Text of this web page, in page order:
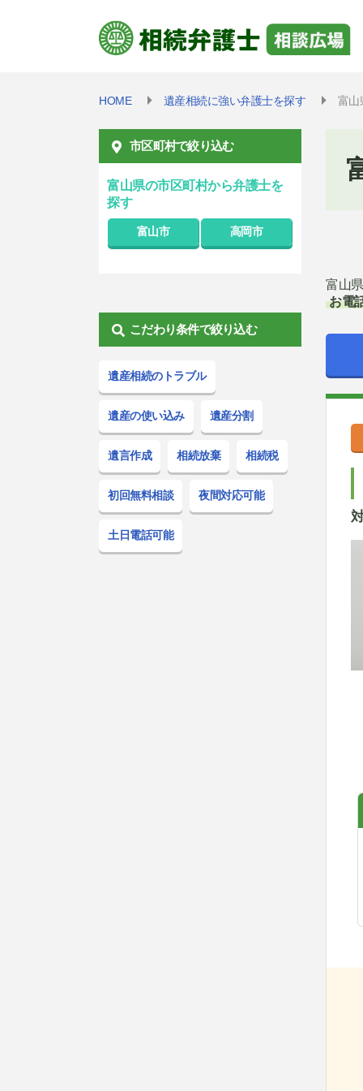
HOME 遺産相続に強い弁護士を探す 富山
富山
お電
市区町村で絞り込む
富山県の市区町村から弁護士を
探す
富山市 高岡市
こだわり条件で絞り込む
遺産相続のトラブル
遺産の使い込み 遺産分割
遺言作成 相続放棄 相続税
初回無料相談 夜間対応可能
土日電話可能